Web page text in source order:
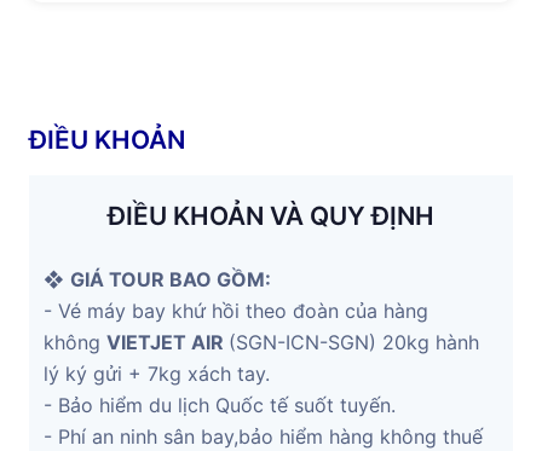
ĐIỀU KHOẢN
ĐIỀU KHOẢN VÀ QUY ĐỊNH
❖ GIÁ TOUR BAO GỒM:
- Vé máy bay khứ hồi theo đoàn của hàng
không VIETJET AIR (SGN-ICN-SGN) 20kg hành
lý ký gửi + 7kg xách tay.
- Bảo hiểm du lịch Quốc tế suốt tuyến.
- Phí an ninh sân bay,bảo hiểm hàng không thuế